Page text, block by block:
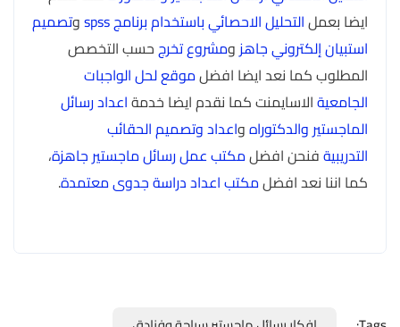
ايضا بعملالتحليل الاحصائي باستخدام برنامج spss وتصميم
استبيان إلكتروني جاهز ومشروع تخرجحسب التخصص
المطلوب كما نعد ايضا افضلموقع لحل الواجبات
الجامعيةالاسايمنت كما نقدم ايضا خدمةاعداد رسائل
الماجستير والدكتوراهواعداد وتصميم الحقائب
التدريبيةفنحن افضلمكتب عمل رسائل ماجستير جاهزة،
كما اننا نعد افضلمكتب اعداد دراسة جدوى معتمدة.